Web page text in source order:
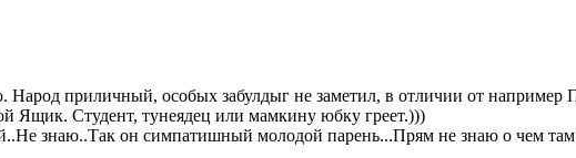
приличный, особых забулдыг не заметил, в отличии от
Ящик. Студент, тунеядец или мамкину юбку греет.)))
знаю..Так он симпатишный молодой парень...Прям не знаю о чем там